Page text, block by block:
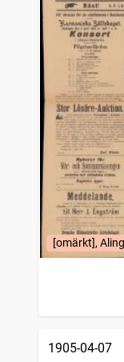
[omärkt],
1905-04-07